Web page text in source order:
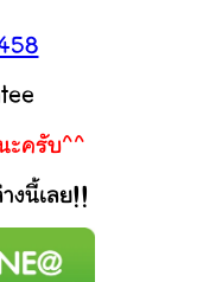
ะครับ^^
งนี้เลย!!